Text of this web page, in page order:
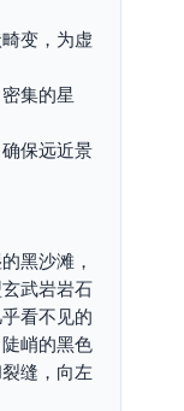
变，为虚
集的星
保远近景
黑沙滩，
武岩岩石
看不见的
峭的黑色
缝，向左